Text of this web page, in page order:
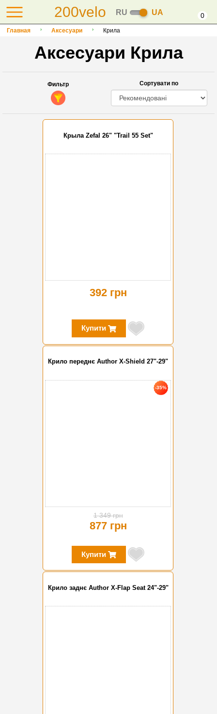
200velo RU UA 0
Главная Аксесуари Крила
Аксесуари Крила
Фильтр Сортувати по
Крыла Zefal 26" "Trail 55 Set"
392 грн
Купити
Крило переднє Author X-Shield 27"-29"
-35%
1 349 грн
877 грн
Купити
Крило заднє Author X-Flap Seat 24"-29"